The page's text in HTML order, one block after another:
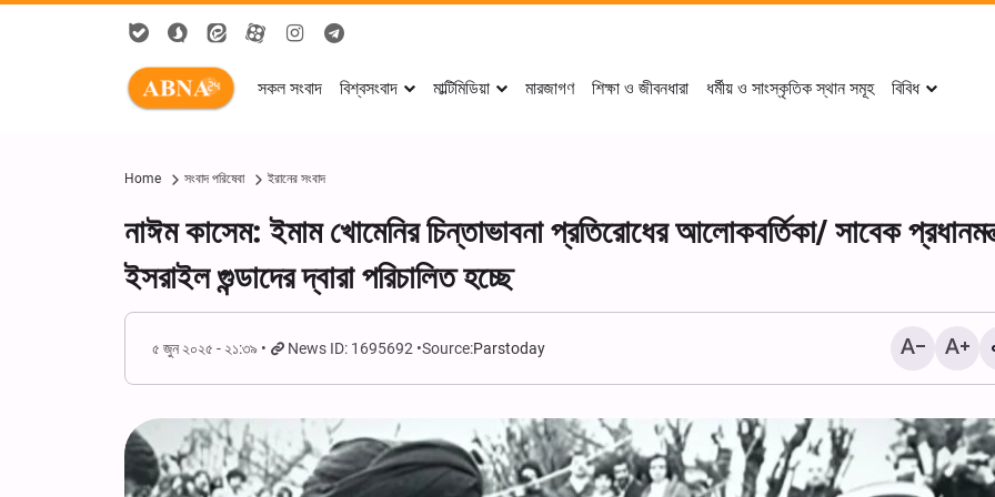
সকল সংবাদ বিশ্বসংবাদ মাল্টিমিডিয়া মারজাগণ শিক্ষা ও জীবনধারা ধর্মীয় ও সাংস্কৃতিক স্থান সমূহ বিবিধ
Home সংবাদ পরিষেবা ইরানের সংবাদ
নাঈম কাসেম: ইমাম খোমেনির চিন্তাভাবনা প্রতিরোধের আলোকবর্তিকা/ সাবেক
ইসরাইল গুন্ডাদের দ্বারা পরিচালিত হচ্ছে
৫ জুন ২০২৫ - ২১:৩৯ News ID: 1695692 Source:Parstoday
ইস্তাম্বুলের কাউসার কালচারাল
শোকানুষ্ঠান অনুষ্ঠিত।